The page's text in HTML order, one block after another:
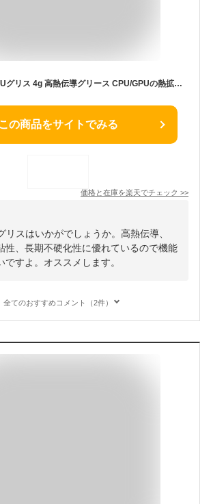
ARCTIC MX-4 CPUグリス 4g 高熱伝導グリース CPU/GPUの熱拡散効率向上 低熱抵抗 低粘性 長期不硬化 非導電性 サーマルコンパウンド シリコングリス CPUMX4
の商品をサイトでみる
価格と在庫を楽天でチェック >>
リスはいかがでしょうか。高熱伝導、
性、長期不硬化性に優れているので機能
ですよ。オススメします。
全てのおすすめコメント（2件）